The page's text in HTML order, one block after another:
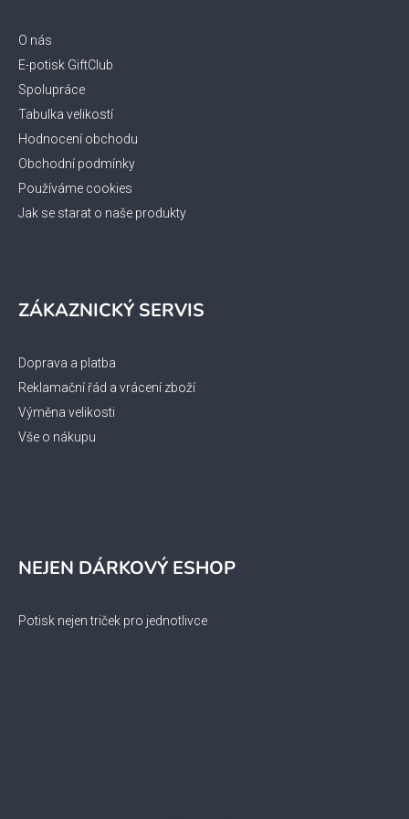
O nás
E-potisk GiftClub
Spolupráce
Tabulka velikostí
Hodnocení obchodu
Obchodní podmínky
Používáme cookies
Jak se starat o naše produkty
ZÁKAZNICKÝ SERVIS
Doprava a platba
Reklamační řád a vrácení zboží
Výměna velikosti
Vše o nákupu
NEJEN DÁRKOVÝ ESHOP
Potisk nejen triček pro jednotlivce